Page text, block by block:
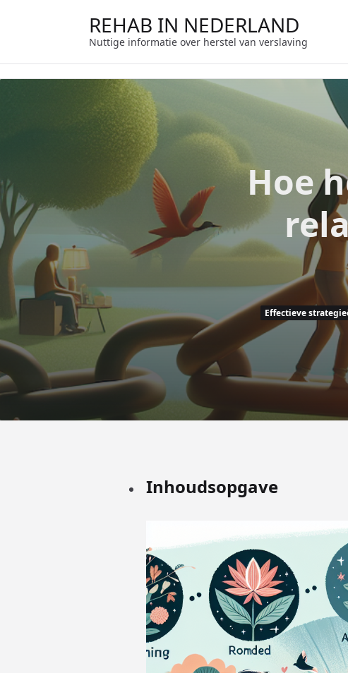
REHAB IN NEDERLAND
Nuttige informatie over herstel van verslaving
Hoe
Effectieve
Inhoudsopgave